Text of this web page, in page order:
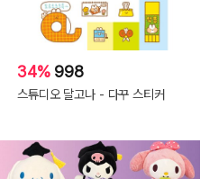
34% 998
스튜디오 달고나 - 다꾸 스티커